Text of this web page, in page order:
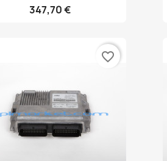
347,70 €
favorite_border